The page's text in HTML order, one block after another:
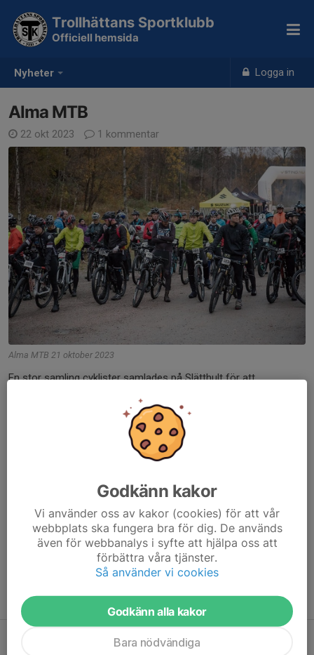
Nyheter Logga in
Trollhättans Sportklubb
Officiell hemsida
Alma MTB
22 okt 2023 1 kommentar
Alma MTB 21 oktober 2023
En stor samling cyklister samlades på Slätthult för att
vid starten så höll det upp. Däremot kröp temperaturen ner mot
Kommentarer
Valentino Almhage 22 okt 2023
Vilka kämpar! 💪🚴‍♂️
Tidigare nyheter
Vandring "Mitt i veckan"
Godkänn kakor
Vi använder oss av kakor (cookies) för att vår
webbplats ska fungera bra för dig. De används
även för webbanalys i syfte att hjälpa oss att
förbättra våra tjänster.
Så använder vi cookies
Godkänn alla kakor
Bara nödvändiga